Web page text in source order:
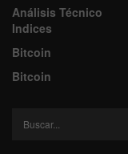
Análisis Técnico
Indices
Bitcoin
Bitcoin